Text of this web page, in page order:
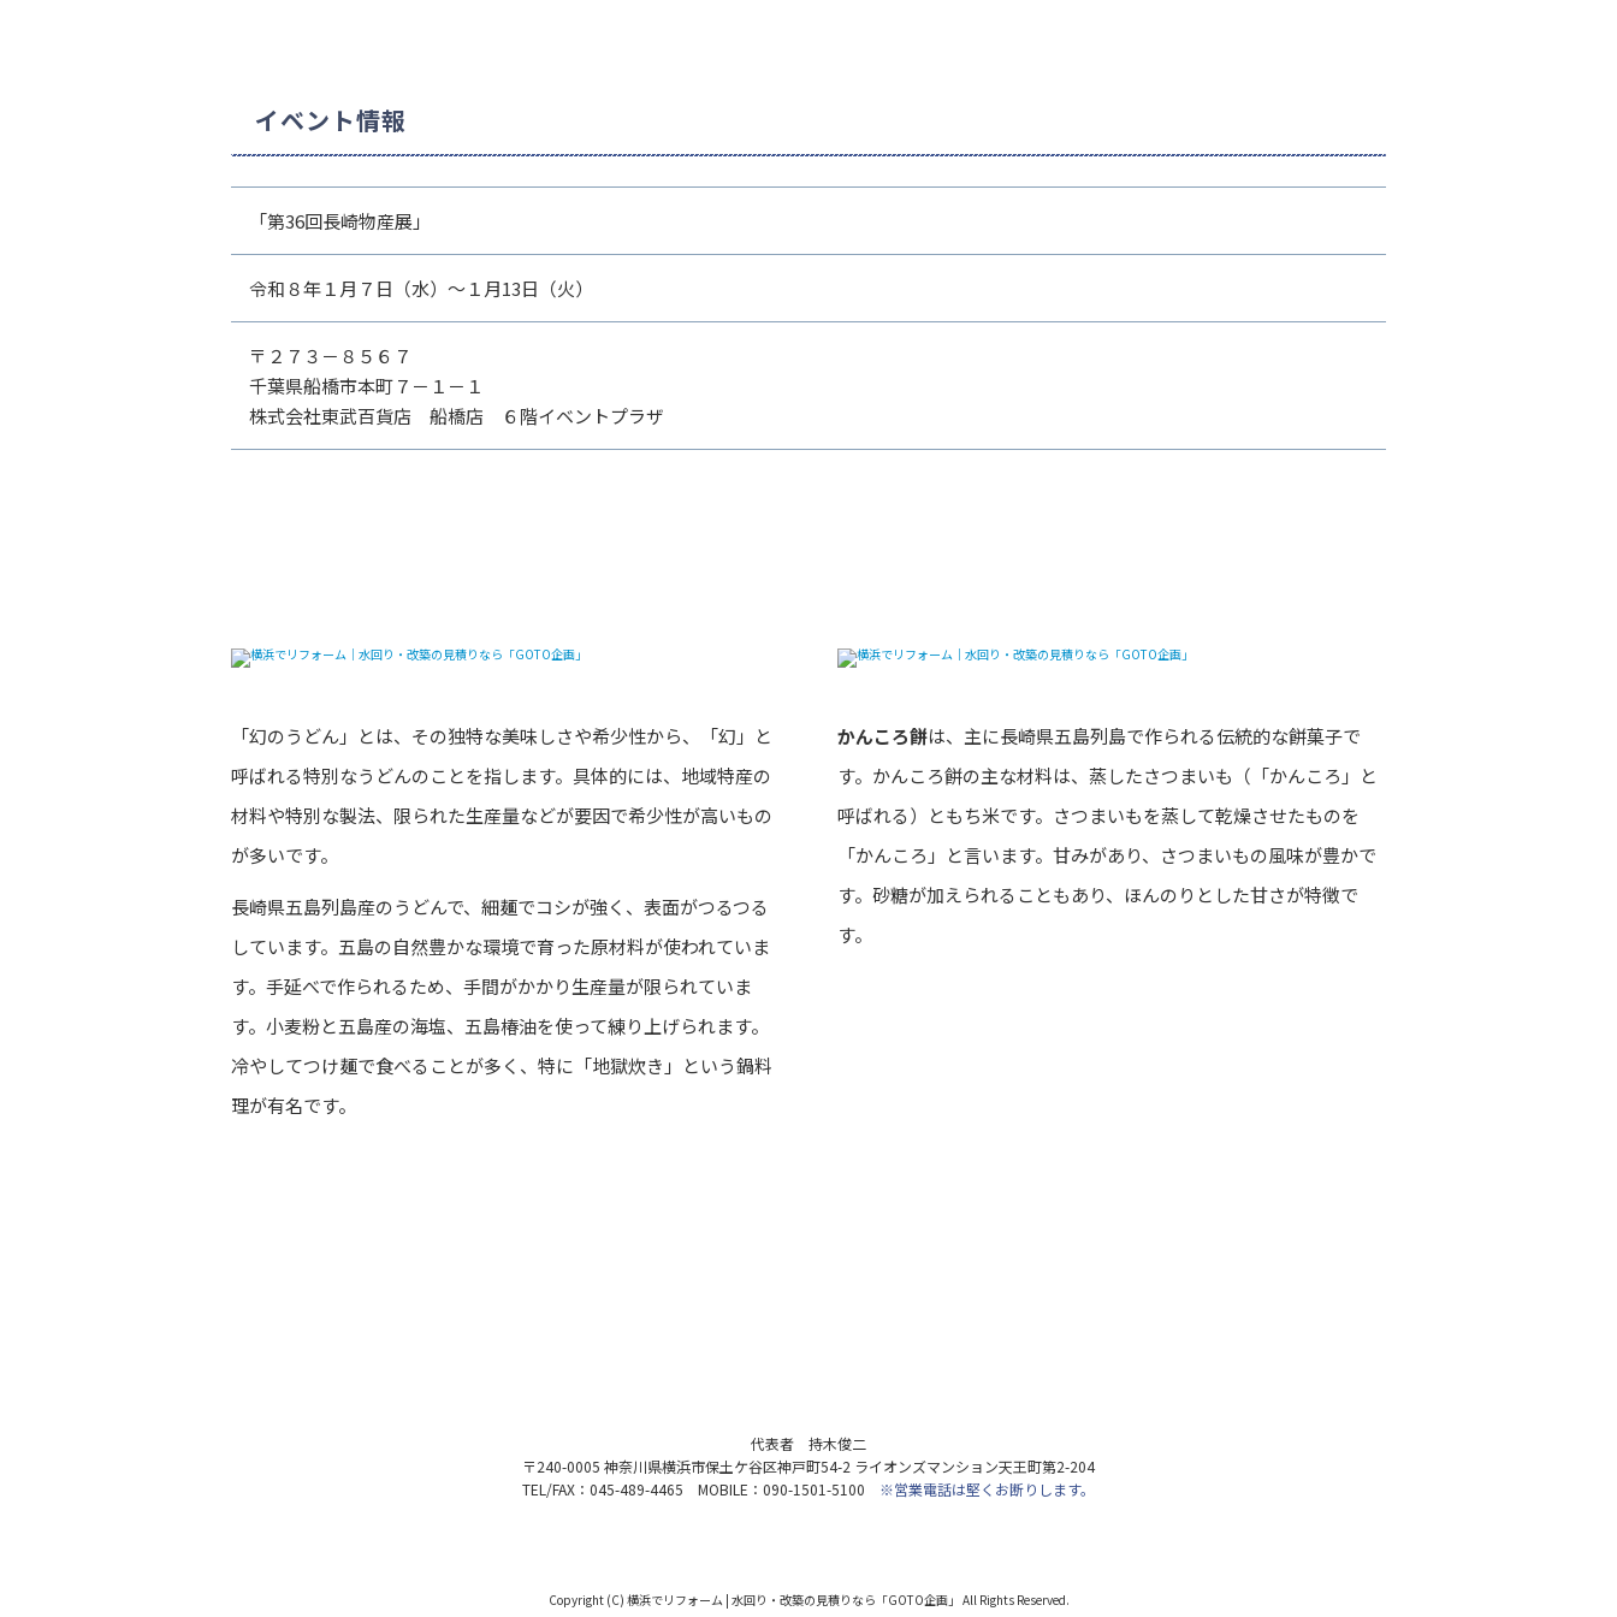
イベント情報
「第36回長崎物産展」
令和８年１月７日（水）～１月13日（火）
〒２７３－８５６７
千葉県船橋市本町７－１－１
株式会社東武百貨店 船橋店 ６階イベントプラザ
「幻のうどん」とは、その独特な美味しさや希少性から、「幻」と
呼ばれる特別なうどんのことを指します。具体的には、地域特産の
材料や特別な製法、限られた生産量などが要因で希少性が高いもの
が多いです。
長崎県五島列島産のうどんで、細麺でコシが強く、表面がつるつる
しています。五島の自然豊かな環境で育った原材料が使われていま
す。手延べで作られるため、手間がかかり生産量が限られていま
す。小麦粉と五島産の海塩、五島椿油を使って練り上げられます。
冷やしてつけ麺で食べることが多く、特に「地獄炊き」という鍋料
理が有名です。
かんころ餅は、主に長崎県五島列島で作られる伝統的な餅菓子で
す。かんころ餅の主な材料は、蒸したさつまいも（「かんころ」と
呼ばれる）ともち米です。さつまいもを蒸して乾燥させたものを
「かんころ」と言います。甘みがあり、さつまいもの風味が豊かで
す。砂糖が加えられることもあり、ほんのりとした甘さが特徴で
す。
代表者 持木俊二
〒240-0005 神奈川県横浜市保土ケ谷区神戸町54-2 ライオンズマンション天王町第2-204
TEL/FAX：045-489-4465 MOBILE：090-1501-5100 ※営業電話は堅くお断りします。
Copyright (C) 横浜でリフォーム | 水回り・改築の見積りなら「GOTO企画」 All Rights Reserved.